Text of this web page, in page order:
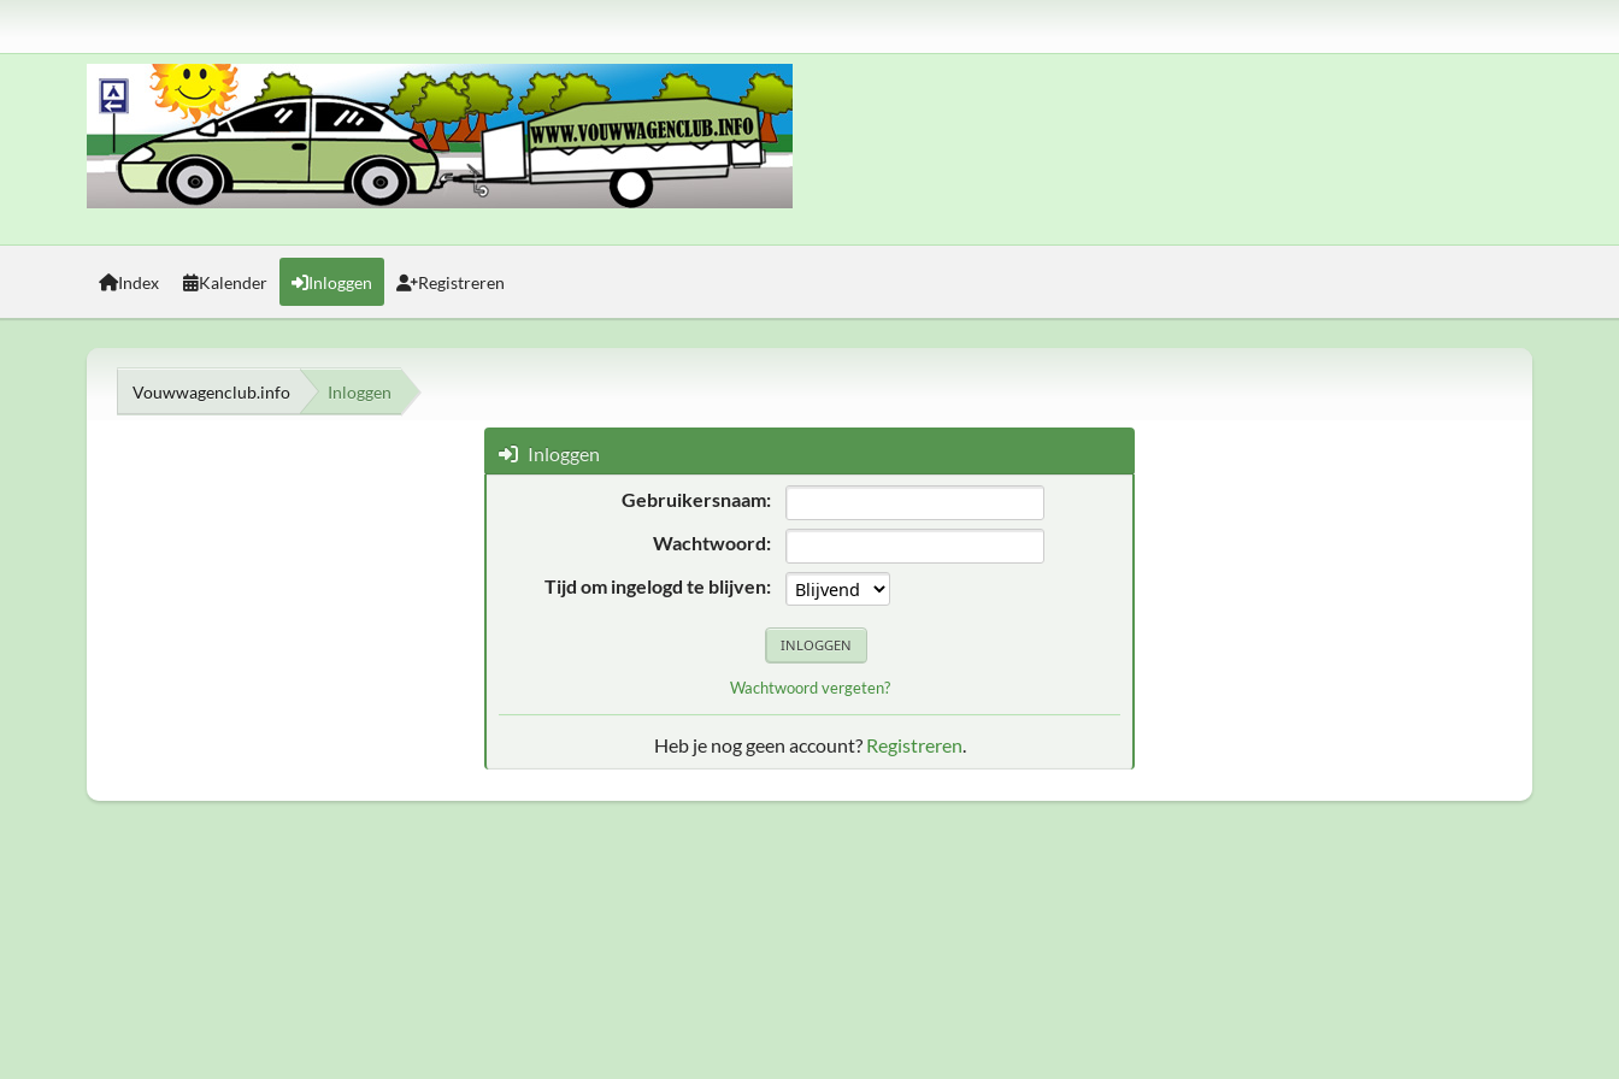
Index Kalender Inloggen Registreren
Vouwwagenclub.info Inloggen
Inloggen
Gebruikersnaam:
Wachtwoord:
Tijd om ingelogd te blijven:
Wachtwoord vergeten?
Heb je nog geen account? Registreren